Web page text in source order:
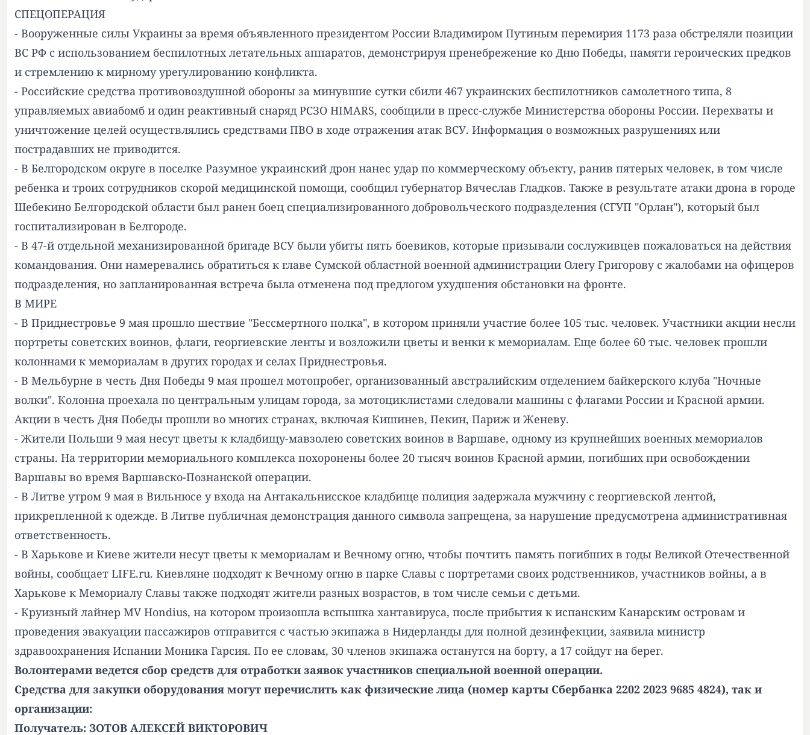
СПЕЦОПЕРАЦИЯ
- Вооруженные силы Украины за время объявленного президентом России Владимиром Путиным перемирия 1173 раза обстреляли позиции
ВС РФ с использованием беспилотных летательных аппаратов, демонстрируя пренебрежение ко Дню Победы, памяти героических предков
и стремлению к мирному урегулированию конфликта.
- Российские средства противовоздушной обороны за минувшие сутки сбили 467 украинских беспилотников самолетного типа, 8
управляемых авиабомб и один реактивный снаряд РСЗО HIMARS, сообщили в пресс-службе Министерства обороны России. Перехваты и
уничтожение целей осуществлялись средствами ПВО в ходе отражения атак ВСУ. Информация о возможных разрушениях или
пострадавших не приводится.
- В Белгородском округе в поселке Разумное украинский дрон нанес удар по коммерческому объекту, ранив пятерых человек, в том числе
ребенка и троих сотрудников скорой медицинской помощи, сообщил губернатор Вячеслав Гладков. Также в результате атаки дрона в городе
Шебекино Белгородской области был ранен боец специализированного добровольческого подразделения (СГУП "Орлан"), который был
госпитализирован в Белгороде.
- В 47-й отдельной механизированной бригаде ВСУ были убиты пять боевиков, которые призывали сослуживцев пожаловаться на действия
командования. Они намеревались обратиться к главе Сумской областной военной администрации Олегу Григорову с жалобами на офицеров
подразделения, но запланированная встреча была отменена под предлогом ухудшения обстановки на фронте.
В МИРЕ
- В Приднестровье 9 мая прошло шествие "Бессмертного полка", в котором приняли участие более 105 тыс. человек. Участники акции несли
портреты советских воинов, флаги, георгиевские ленты и возложили цветы и венки к мемориалам. Еще более 60 тыс. человек прошли
колоннами к мемориалам в других городах и селах Приднестровья.
- В Мельбурне в честь Дня Победы 9 мая прошел мотопробег, организованный австралийским отделением байкерского клуба "Ночные
волки". Колонна проехала по центральным улицам города, за мотоциклистами следовали машины с флагами России и Красной армии.
Акции в честь Дня Победы прошли во многих странах, включая Кишинев, Пекин, Париж и Женеву.
- Жители Польши 9 мая несут цветы к кладбищу-мавзолею советских воинов в Варшаве, одному из крупнейших военных мемориалов
страны. На территории мемориального комплекса похоронены более 20 тысяч воинов Красной армии, погибших при освобождении
Варшавы во время Варшавско-Познанской операции.
- В Литве утром 9 мая в Вильнюсе у входа на Антакальнисское кладбище полиция задержала мужчину с георгиевской лентой,
прикрепленной к одежде. В Литве публичная демонстрация данного символа запрещена, за нарушение предусмотрена административная
ответственность.
- В Харькове и Киеве жители несут цветы к мемориалам и Вечному огню, чтобы почтить память погибших в годы Великой Отечественной
войны, сообщает LIFE.ru. Киевляне подходят к Вечному огню в парке Славы с портретами своих родственников, участников войны, а в
Харькове к Мемориалу Славы также подходят жители разных возрастов, в том числе семьи с детьми.
- Круизный лайнер MV Hondius, на котором произошла вспышка хантавируса, после прибытия к испанским Канарским островам и
проведения эвакуации пассажиров отправится с частью экипажа в Нидерланды для полной дезинфекции, заявила министр
здравоохранения Испании Моника Гарсия. По ее словам, 30 членов экипажа останутся на борту, а 17 сойдут на берег.
Волонтерами ведется сбор средств для отработки заявок участников специальной военной операции.
Средства для закупки оборудования могут перечислить как физические лица (номер карты Сбербанка 2202 2023 9685 4824), так и
организации:
Получатель: ЗОТОВ АЛЕКСЕЙ ВИКТОРОВИЧ